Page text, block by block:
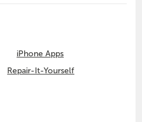
iPhone Apps
Repair-It-Yourself